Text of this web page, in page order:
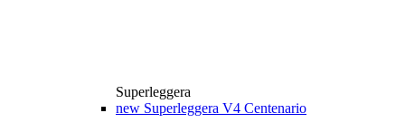
Superleggera
new Superleggera V4 Centenario